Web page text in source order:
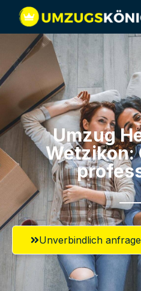
Umzug
Wetzikon:
Unverbindlich